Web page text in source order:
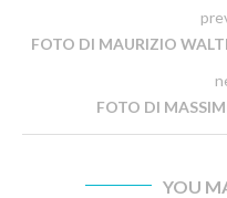
FOTO DI MAURIZIO
FOTO DI
YOU